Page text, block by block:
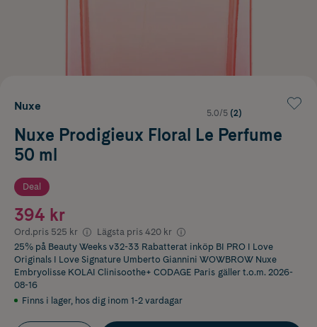
Nuxe
5.0/5 (2)
Nuxe Prodigieux Floral Le Perfume
50 ml
Deal
394 kr
Ord.pris 525 kr Lägsta pris 420 kr
25% på Beauty Weeks v32-33 Rabatterat inköp BI PRO I Love
Originals I Love Signature Umberto Giannini WOWBROW Nuxe
Embryolisse KOLAI Clinisoothe+ CODAGE Paris gäller t.o.m. 2026-
08-16
Finns i lager, hos dig inom 1-2 vardagar